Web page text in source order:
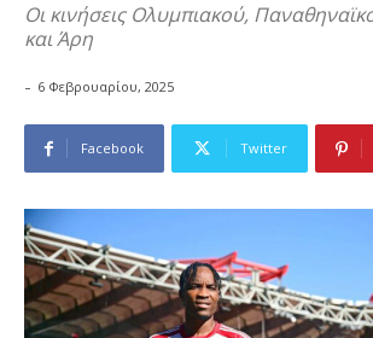
Οι κινήσεις Ολυμπιακού,
και Άρη
- 6 Φεβρουαρίου, 2025
Facebook Twitter